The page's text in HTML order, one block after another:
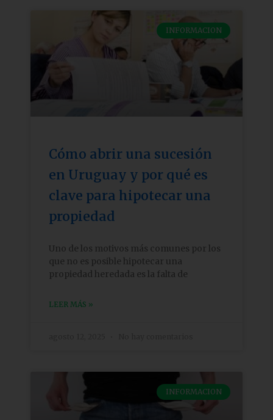
INFORMACION
Cómo abrir una sucesión
en Uruguay y por qué es
clave para hipotecar una
propiedad
Uno de los motivos más comunes por los
que no es posible hipotecar una
propiedad heredada es la falta de
LEER MÁS »
INFORMACION